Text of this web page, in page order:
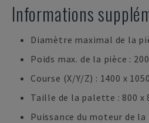
Informations
Diamètre maximal de la
Poids max. de la pièce :
Course (X/Y/Z) : 1400 x
Taille de la palette : 800 x
Puissance du moteur de la